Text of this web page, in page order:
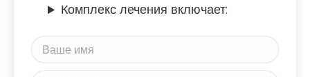
Комплекс лечения включает: